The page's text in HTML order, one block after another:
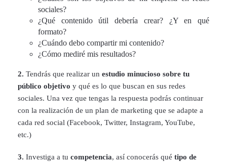
sociales?
¿Qué contenido útil debería crear? ¿Y en qué
formato?
¿Cuándo debo compartir mi contenido?
¿Cómo mediré mis resultados?
2. Tendrás que realizar un estudio minucioso sobre tu
público objetivo y qué es lo que buscan en sus redes
sociales. Una vez que tengas la respuesta podrás continuar
con la realización de un plan de marketing que se adapte a
cada red social (Facebook, Twitter, Instagram, YouTube,
etc.)
3. Investiga a tu competencia, así conocerás qué tipo de